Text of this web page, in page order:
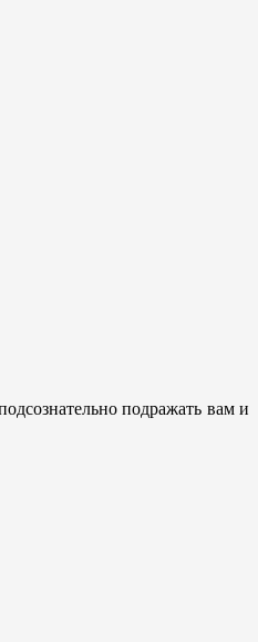
подражать вам и